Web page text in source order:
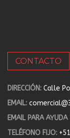
CONTACTO
DIRECCIÓN: Calle
EMAIL:
EMAIL PARA AYUDA
TELÉFONO FIJO: